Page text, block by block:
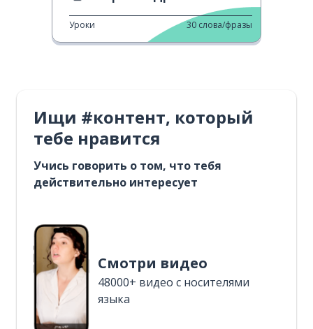
Уроки 30 слова/фразы
Ищи #контент, который
тебе нравится
Учись говорить о том, что тебя
действительно интересует
Смотри видео
48000+ видео с носителями
языка